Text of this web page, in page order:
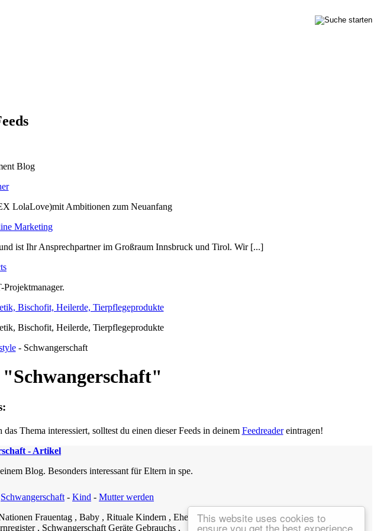
This website uses cookies to
ensure you get the best experience
Blog
LolaLove)mit Ambitionen zum Neuanfang
Marketing
ist Ihr Ansprechpartner im Großraum Innsbruck und Tirol. Wir [...]
Bischofit, Heilerde, Tierpflegeprodukte
Bischofit, Heilerde, Tierpflegeprodukte
- Schwangerschaft
"Schwangerschaft"
Thema interessiert, solltest du einen dieser Feeds in deinem Feedreadereintragen!
- Artikel
Blog. Besonders interessant für Eltern in spe.
Schwangerschaft - Kind - Mutter werden
Frauentag , Baby , Rituale Kindern , Ehepaaren Kinderwunsch Spermien , Zähnchen ,
, Schwangerschaft Geräte Gebrauchs ,